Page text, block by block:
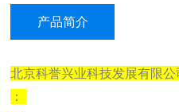
产品简介
北京科誉兴业科技发展有限公
：